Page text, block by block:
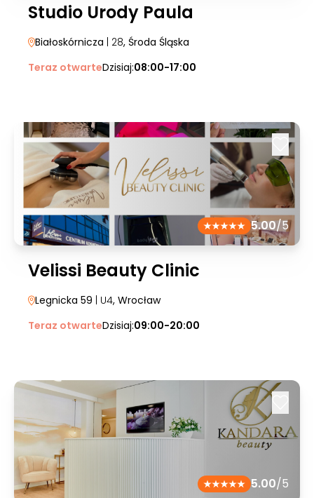
Studio Urody Paula
Białoskórnicza | 28, Środa Śląska
Teraz otwarteDzisiaj:08:00-17:00
5.00/5
Velissi Beauty Clinic
Legnicka 59 | U4, Wrocław
Teraz otwarteDzisiaj:09:00-20:00
5.00/5